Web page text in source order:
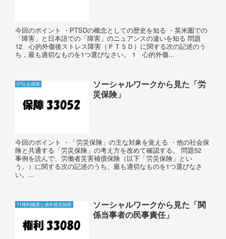
今回のポイント ・PTSDの概念としての歴史を知る ・英米圏での
「障害」と日本語での「障害」のニュアンスの違いを知る 問題
12 心的外傷後ストレス障害（ＰＴＳＤ）に関する次の記述のう
ち，最も適切なものを1つ選びなさい。 1 心的外傷...
07社会保障
ソーシャルワークから見た「労
災保険」
今回のポイント ・「労災保険」の主な対象を覚える ・他の社会保
険と共通する「労災保険」の考え方を改めて確認する。 問題52
事例を読んで、労働者災害補償保険（以下「労災保険」とい
う。）に関する次の記述のうち、最も適切なものを1つ選びなさ
い。...
11権利擁護と成年後見制度
ソーシャルワークから見た「関
係当事者の民事責任」